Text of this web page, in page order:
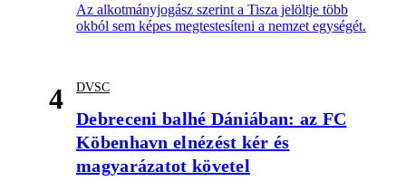
Az alkotmányjogász szerint a Tisza jelöltje több
okból sem képes megtestesíteni a nemzet egységét.
4 DVSC
Debreceni balhé Dániában: az FC
Köbenhavn elnézést kér és
magyarázatot követel